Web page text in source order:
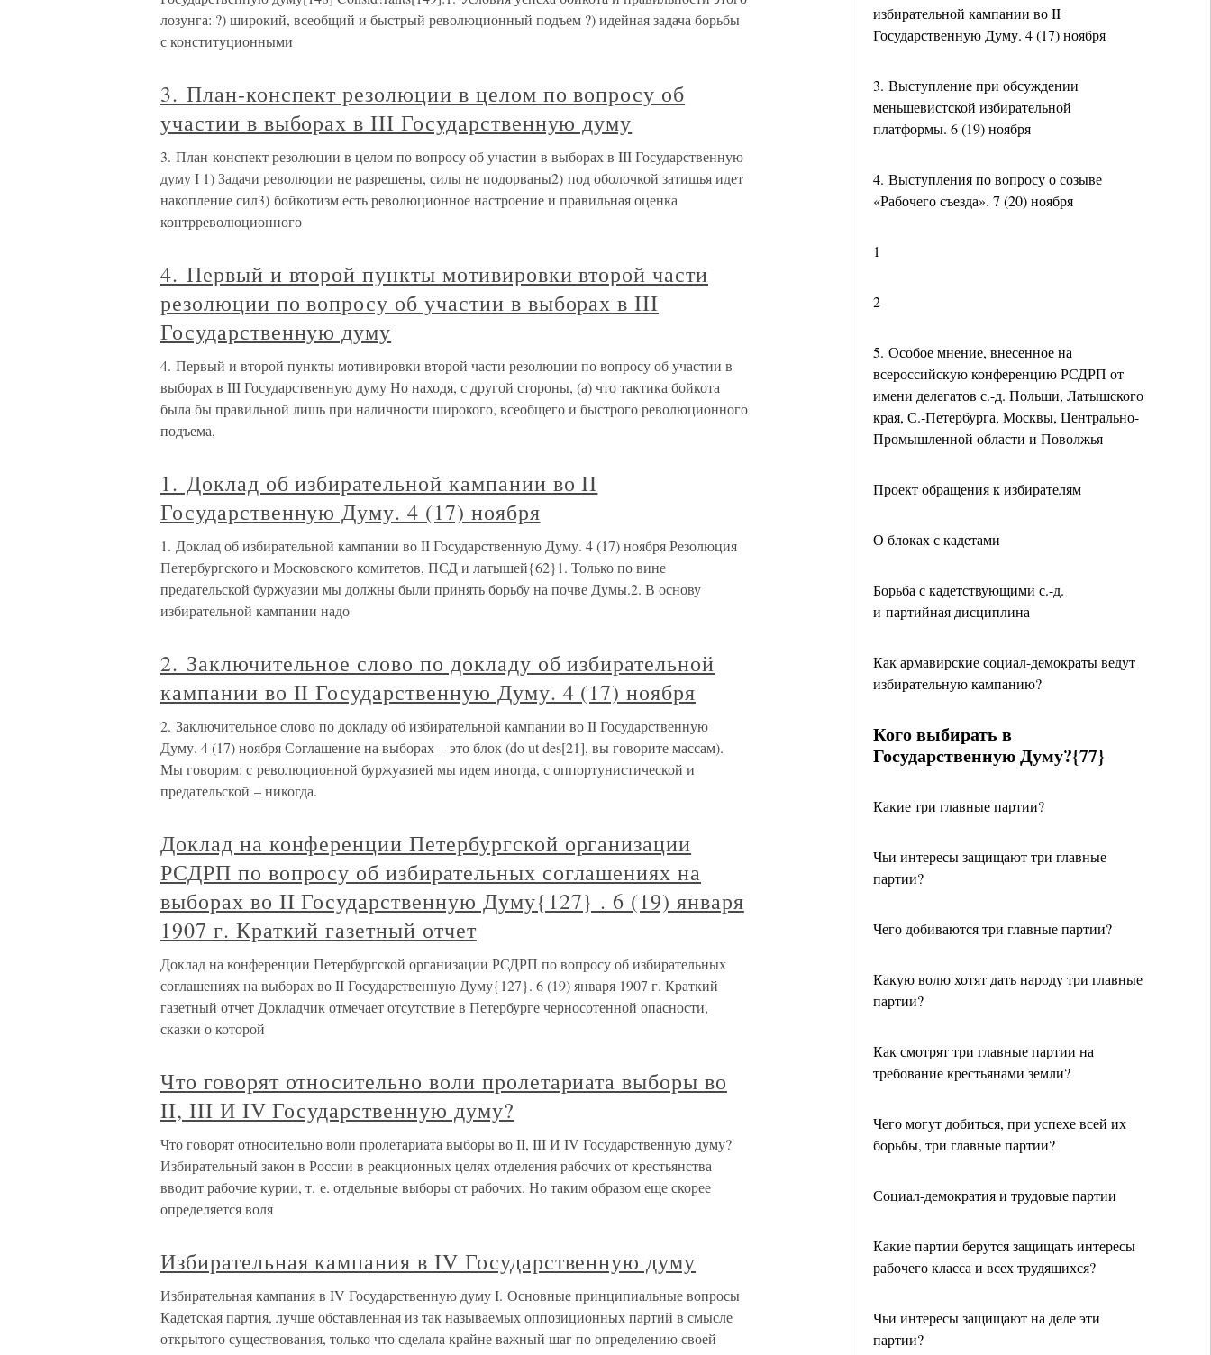
избирательной кампании во II
Государственную Думу. 4 (17) ноября
3. Выступление при обсуждении
меньшевистской избирательной
платформы. 6 (19) ноября
4. Выступления по вопросу о созыве
«Рабочего съезда». 7 (20) ноября
1
2
5. Особое мнение, внесенное на
всероссийскую конференцию РСДРП от
имени делегатов с.-д. Польши, Латышского
края, С.-Петербурга, Москвы, Центрально-
Промышленной области и Поволжья
Проект обращения к избирателям
О блоках с кадетами
Борьба с кадетствующими с.-д.
и партийная дисциплина
Как армавирские социал-демократы ведут
избирательную кампанию?
Кого выбирать в
Государственную Думу?{77}
Какие три главные партии?
Чьи интересы защищают три главные
партии?
Чего добиваются три главные партии?
Какую волю хотят дать народу три главные
партии?
Как смотрят три главные партии на
требование крестьянами земли?
Чего могут добиться, при успехе всей их
борьбы, три главные партии?
Социал-демократия и трудовые партии
Какие партии берутся защищать интересы
рабочего класса и всех трудящихся?
Чьи интересы защищают на деле эти
партии?
лозунга: ?) широкий, всеобщий и быстрый революционный подъем ?) идейная задача борьбы
с конституционными
3. План-конспект резолюции в целом по вопросу об
участии в выборах в III Государственную думу
3. План-конспект резолюции в целом по вопросу об участии в выборах в III Государственную
думу I 1) Задачи революции не разрешены, силы не подорваны2) под оболочкой затишья идет
накопление сил3) бойкотизм есть революционное настроение и правильная оценка
контрреволюционного
4. Первый и второй пункты мотивировки второй части
резолюции по вопросу об участии в выборах в III
Государственную думу
4. Первый и второй пункты мотивировки второй части резолюции по вопросу об участии в
выборах в III Государственную думу Но находя, с другой стороны, (а) что тактика бойкота
была бы правильной лишь при наличности широкого, всеобщего и быстрого революционного
подъема,
1. Доклад об избирательной кампании во II
Государственную Думу. 4 (17) ноября
1. Доклад об избирательной кампании во II Государственную Думу. 4 (17) ноября Резолюция
Петербургского и Московского комитетов, ПСД и латышей{62}1. Только по вине
предательской буржуазии мы должны были принять борьбу на почве Думы.2. В основу
избирательной кампании надо
2. Заключительное слово по докладу об избирательной
кампании во II Государственную Думу. 4 (17) ноября
2. Заключительное слово по докладу об избирательной кампании во II Государственную
Думу. 4 (17) ноября Соглашение на выборах – это блок (do ut des[21], вы говорите массам).
Мы говорим: с революционной буржуазией мы идем иногда, с оппортунистической и
предательской – никогда.
Доклад на конференции Петербургской организации
РСДРП по вопросу об избирательных соглашениях на
выборах во II Государственную Думу{127} . 6 (19) января
1907 г. Краткий газетный отчет
Доклад на конференции Петербургской организации РСДРП по вопросу об избирательных
соглашениях на выборах во II Государственную Думу{127}. 6 (19) января 1907 г. Краткий
газетный отчет Докладчик отмечает отсутствие в Петербурге черносотенной опасности,
сказки о которой
Что говорят относительно воли пролетариата выборы во
II, III И IV Государственную думу?
Что говорят относительно воли пролетариата выборы во II, III И IV Государственную думу?
Избирательный закон в России в реакционных целях отделения рабочих от крестьянства
вводит рабочие курии, т. е. отдельные выборы от рабочих. Но таким образом еще скорее
определяется воля
Избирательная кампания в IV Государственную думу
Избирательная кампания в IV Государственную думу I. Основные принципиальные вопросы
Кадетская партия, лучше обставленная из так называемых оппозиционных партий в смысле
открытого существования, только что сделала крайне важный шаг по определению своей